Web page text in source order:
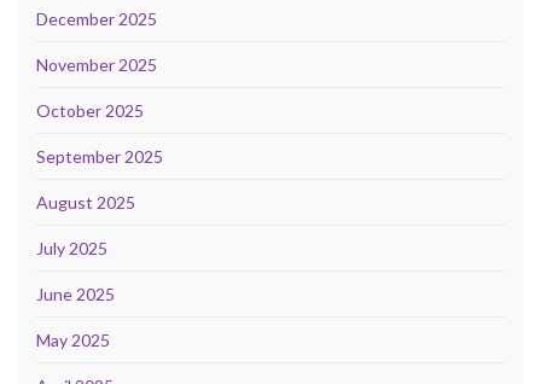
December 2025
November 2025
October 2025
September 2025
August 2025
July 2025
June 2025
May 2025